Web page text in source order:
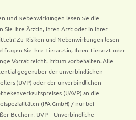
und Nebenwirkungen lesen Sie die
Sie Ihre Ärztin, Ihren Arzt oder in Ihrer
Zu Risiken und Nebenwirkungen lesen
fragen Sie Ihre Tierärztin, Ihren Tierarzt oder
Vorrat reicht. Irrtum vorbehalten. Alle
gegenüber der unverbindlichen
(UVP) oder der unverbindlichen
(UAVP) an die
(IFA GmbH) / nur bei
Büchern. UVP = Unverbindliche